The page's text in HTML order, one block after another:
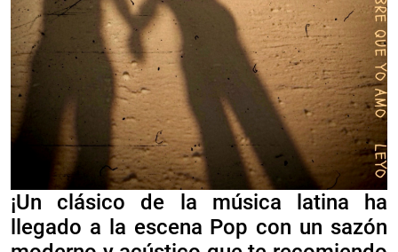
¡Un clásico de la música latina ha
llegado a la escena Pop con un sazón